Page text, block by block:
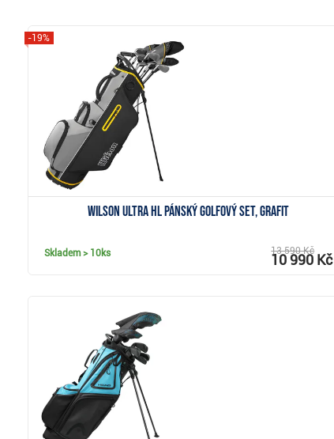
Wilson Ultra HL pánský golfový set, grafit
-19%
Skladem> 10ks 13 590 Kč
10 990 Kč
Zobrazit